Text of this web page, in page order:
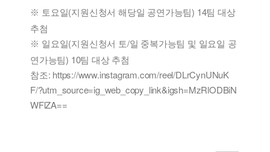
※ 토요일(지원신청서 해당일 공연가능팀) 14팀 대상
추첨
※ 일요일(지원신청서 토/일 중복가능팀 및 일요일 공
연가능팀) 10팀 대상 추첨
참조: https://www.instagram.com/reel/DLrCynUNuK
F/?utm_source=ig_web_copy_link&igsh=MzRlODBiN
WFlZA==